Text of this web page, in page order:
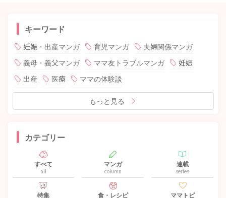
キーワード
妊娠・出産マンガ 育児マンガ
夫婦関係マンガ
義母・義父マンガ
ママ友トラブルマンガ
妊娠
出産
医療 ママの体験談
もっと見る
カテゴリー
すべて
all
マンガ
column
連載
series
特集 食・レシピ ママトピ